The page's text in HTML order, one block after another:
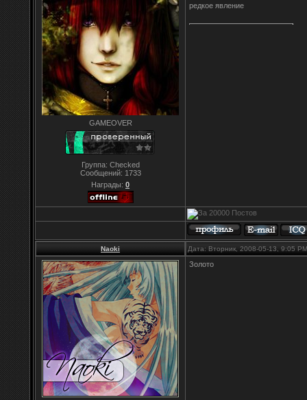
GAMEOVER
Группа: Checked
Сообщений: 1733
Награды: 0
редкое явление
Naoki Дата: Вторник, 2008-05-13, 9:05
Золото